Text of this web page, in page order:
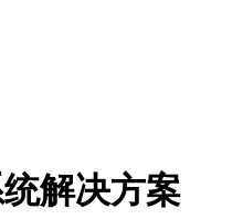
解决方案